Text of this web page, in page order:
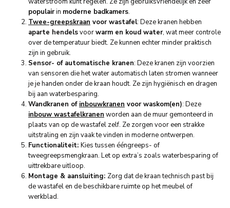
populairin moderne badkamers.
Twee-greepskraan voor wastafel: Deze kranen hebben
aparte hendelsvoorwarm en koud water, wat meer controle
over de temperatuur biedt. Ze kunnen echter minder praktisch
zijn in gebruik.
Sensor- of automatische kranen: Deze kranen zijn voorzien
van sensoren die het water automatisch laten stromen wanneer
je je handen onder de kraan houdt. Ze zijn hygiënisch en dragen
bij aan waterbesparing.
Wandkranen of inbouwkranen voor waskom(en): Deze
inbouw wastafelkranen worden aan de muur gemonteerd in
plaats van op de wastafel zelf. Ze zorgen voor een strakke
uitstraling en zijn vaak te vinden in moderne ontwerpen.
Functionaliteit: Kies tussen ééngreeps- of
tweegreepsmengkraan. Let op extra’s zoals waterbesparing of
uittrekbare uitloop.
Montage & aansluiting: Zorg dat de kraan technisch past bij
de wastafel en de beschikbare ruimte op het meubel of
werkblad.